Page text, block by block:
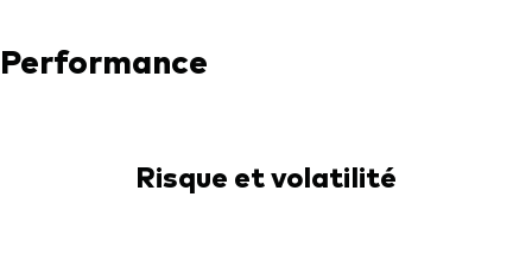
Performance
Risque et volatilité